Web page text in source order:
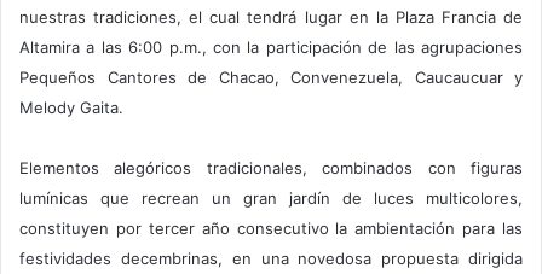
nuestras tradiciones, el cual tendrá lugar en la Plaza Francia de
Altamira a las 6:00 p.m., con la participación de las agrupaciones
Pequeños Cantores de Chacao, Convenezuela, Caucaucuar y
Melody Gaita.
Elementos alegóricos tradicionales, combinados con figuras
lumínicas que recrean un gran jardín de luces multicolores,
constituyen por tercer año consecutivo la ambientación para las
festividades decembrinas, en una novedosa propuesta dirigida